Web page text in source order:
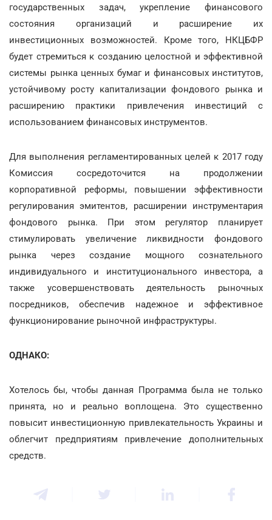
государственных задач, укрепление финансового
состояния организаций и расширение их
инвестиционных возможностей. Кроме того, НКЦБФР
будет стремиться к созданию целостной и эффективной
системы рынка ценных бумаг и финансовых институтов,
устойчивому росту капитализации фондового рынка и
расширению практики привлечения инвестиций с
использованием финансовых инструментов.
Для выполнения регламентированных целей к 2017 году
Комиссия сосредоточится на продолжении
корпоративной реформы, повышении эффективности
регулирования эмитентов, расширении инструментария
фондового рынка. При этом регулятор планирует
стимулировать увеличение ликвидности фондового
рынка через создание мощного сознательного
индивидуального и институционального инвестора, а
также усовершенствовать деятельность рыночных
посредников, обеспечив надежное и эффективное
функционирование рыночной инфраструктуры.
ОДНАКО:
Хотелось бы, чтобы данная Программа была не только
принята, но и реально воплощена. Это существенно
повысит инвестиционную привлекательность Украины и
облегчит предприятиям привлечение дополнительных
средств.